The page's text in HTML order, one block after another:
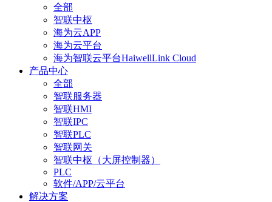
全部
智联中枢
海为云APP
海为云平台
海为智联云平台HaiwellLink Cloud
产品中心
全部
智联服务器
智联HMI
智联IPC
智联PLC
智联网关
智联中枢（大屏控制器）
PLC
软件/APP/云平台
解决方案